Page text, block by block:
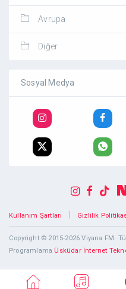
Avrupa
Diğer
Sosyal Medya
Kullanım Şartları Gizlilik
Copyright © 2015-2026 Viyana FM.
Programlama Üsküdar İnternet